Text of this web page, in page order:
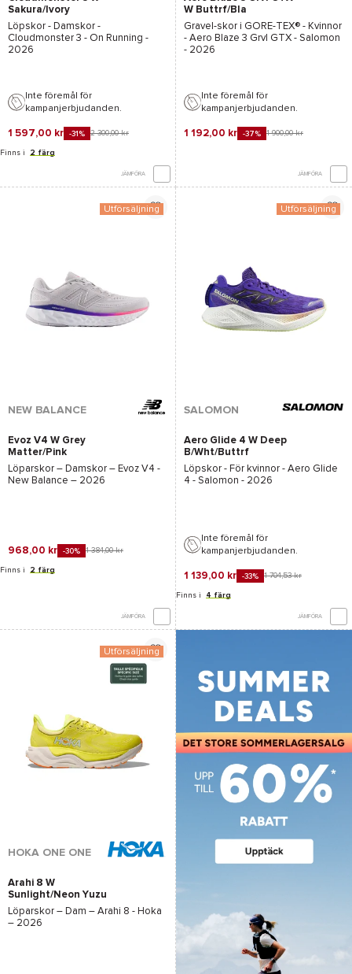
Sakura/Ivory
Löpskor - Damskor -
Cloudmonster 3 - On Running -
2026
Inte föremål för
kampanjerbjudanden.
1 597,00 kr -31% 2 300,00 kr
Finns i 2 färg
JÄMFÖRA
W Buttrf/Bla
Gravel-skor i GORE-TEX® - Kvinnor
- Aero Blaze 3 Grvl GTX - Salomon
- 2026
Inte föremål för
kampanjerbjudanden.
1 192,00 kr -37% 1 900,00 kr
JÄMFÖRA
Utförsäljning
NEW BALANCE
Evoz V4 W Grey
Matter/Pink
Heat/Blue Oyster
Löparskor – Damskor – Evoz V4 -
New Balance – 2026
968,00 kr -30% 1 384,00 kr
Finns i 2 färg
JÄMFÖRA
Utförsäljning
SALOMON
Aero Glide 4 W Deep
B/Wht/Buttrf
Löpskor - För kvinnor - Aero Glide
4 - Salomon - 2026
Inte föremål för
kampanjerbjudanden.
1 139,00 kr -33% 1 704,53 kr
Finns i 4 färg
JÄMFÖRA
Utförsäljning
HOKA ONE ONE
Arahi 8 W
Sunlight/Neon Yuzu
Löparskor – Dam – Arahi 8 - Hoka
– 2026